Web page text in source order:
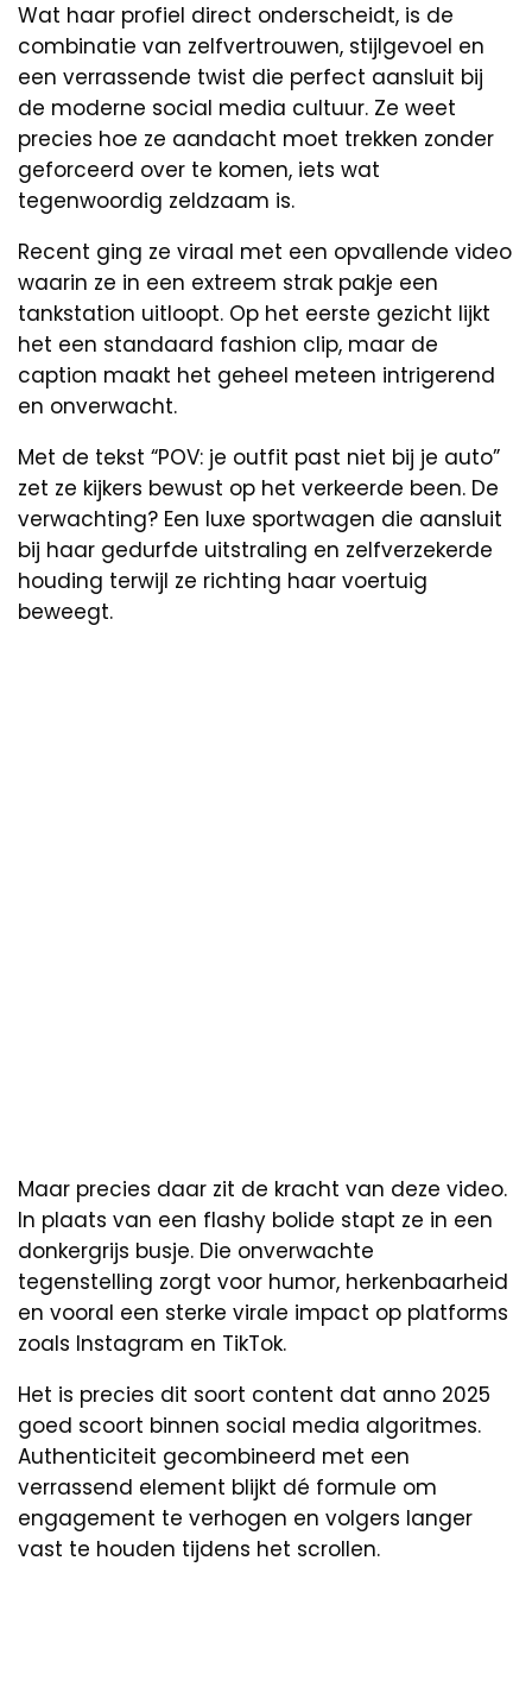
Wat haar profiel direct onderscheidt, is de
combinatie van zelfvertrouwen, stijlgevoel en
een verrassende twist die perfect aansluit bij
de moderne social media cultuur. Ze weet
precies hoe ze aandacht moet trekken zonder
geforceerd over te komen, iets wat
tegenwoordig zeldzaam is.
Recent ging ze viraal met een opvallende video
waarin ze in een extreem strak pakje een
tankstation uitloopt. Op het eerste gezicht lijkt
het een standaard fashion clip, maar de
caption maakt het geheel meteen intrigerend
en onverwacht.
Met de tekst “POV: je outfit past niet bij je auto”
zet ze kijkers bewust op het verkeerde been. De
verwachting? Een luxe sportwagen die aansluit
bij haar gedurfde uitstraling en zelfverzekerde
houding terwijl ze richting haar voertuig
beweegt.
Maar precies daar zit de kracht van deze video.
In plaats van een flashy bolide stapt ze in een
donkergrijs busje. Die onverwachte
tegenstelling zorgt voor humor, herkenbaarheid
en vooral een sterke virale impact op platforms
zoals Instagram en TikTok.
Het is precies dit soort content dat anno 2025
goed scoort binnen social media algoritmes.
Authenticiteit gecombineerd met een
verrassend element blijkt dé formule om
engagement te verhogen en volgers langer
vast te houden tijdens het scrollen.